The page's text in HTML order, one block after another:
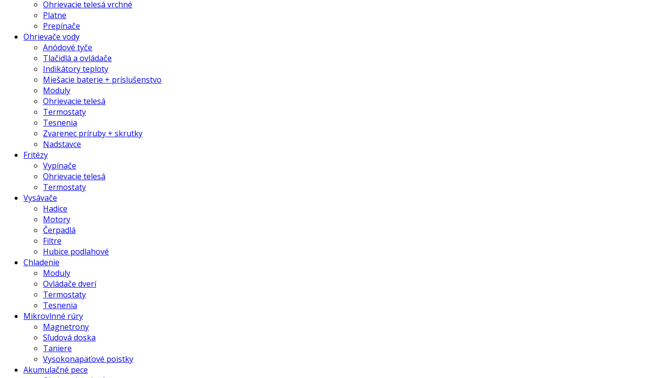
Ohrievacie telesá vrchné
Platne
Prepínače
Ohrievače vody
Anódové tyče
Tlačidlá a ovládače
Indikátory teploty
Miešacie baterie + príslušenstvo
Moduly
Ohrievacie telesá
Termostaty
Tesnenia
Zvarenec príruby + skrutky
Nadstavce
Fritézy
Vypínače
Ohrievacie telesá
Termostaty
Vysávače
Hadice
Motory
Čerpadlá
Filtre
Hubice podlahové
Chladenie
Moduly
Ovládače dverí
Termostaty
Tesnenia
Mikrovlnné rúry
Magnetrony
Sľudová doska
Taniere
Vysokonapäťové poistky
Akumulačné pece